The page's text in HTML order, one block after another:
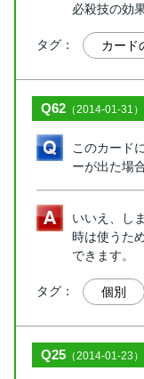
必殺技の効
タグ： カード
Q62 （2014-01-31）
このカード
ーが出た場
いいえ、し
時は使うた
できます。
タグ： 個別
Q25 （2014-01-23）